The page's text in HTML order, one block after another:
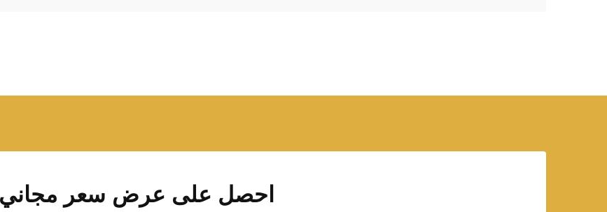
احصل على عرض سعر مجاني